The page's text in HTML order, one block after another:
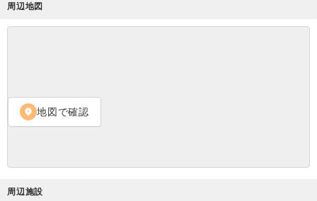
周辺地図
location_on 地図で確認
周辺施設